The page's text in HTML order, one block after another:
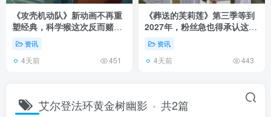
《攻壳机动队》新动画不再重
塑经典，科学猴这次反而赌对
了！资讯
4天前 451
《葬送的芙莉莲》第三季等到
2027年，粉丝急也得承认这次
慢得有道理！
资讯
4天前 443
艾尔登法环黄金树幽影 共2篇